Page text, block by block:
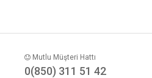
Mutlu Müşteri Hattı
0(850) 311 51 42